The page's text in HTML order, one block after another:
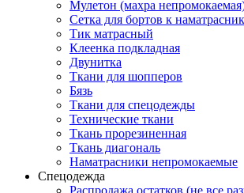
Мулетон (махра
Сетка для бортов к
Тик матрасный
Клеенка подкладная
Двунитка
Ткани для шопперов
Бязь
Ткани для спецодежды
Технические ткани
Ткань прорезиненная
Ткань диагональ
Наматрасники непромокаемые
Спецодежда
Распродажа остатков (не все